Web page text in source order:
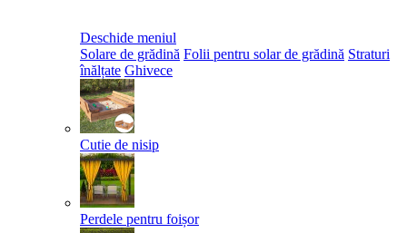
Deschide meniul
Solare de grădină Folii pentru solar de grădină Straturi
înălțate Ghivece
Cutie de nisip
Perdele pentru foișor